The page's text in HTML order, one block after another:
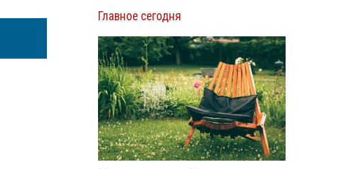
Главное сегодня